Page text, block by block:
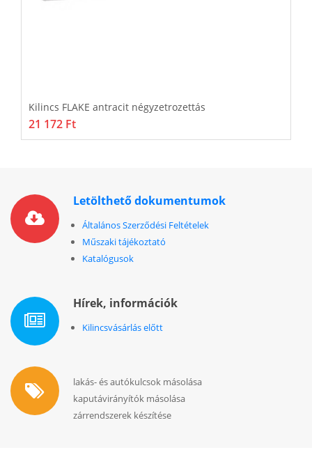
Kilincs FLAKE antracit négyzetrozettás
21 172 Ft
Letölthető dokumentumok
Általános Szerződési Feltételek
Műszaki tájékoztató
Katalógusok
Hírek, információk
Kilincsvásárlás előtt
lakás- és autókulcsok másolása
kaputávirányítók másolása
zárrendszerek készítése